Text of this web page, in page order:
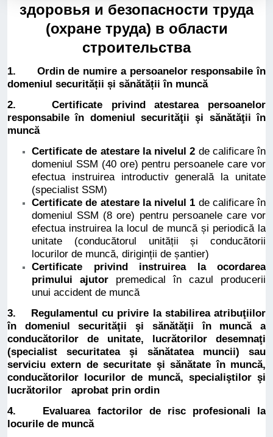
здоровья и безопасности труда
(охране труда) в области
строительства
1. Ordin de numire a persoanelor responsabile în
domeniul securității și sănătății în muncă
2. Certificate privind atestarea persoanelor
responsabile în domeniul securităţii şi sănătăţii în
muncă
Certificate de atestare la nivelul 2 de calificare în
domeniul SSM (40 ore) pentru persoanele care vor
efectua instruirea introductiv generală la unitate
(specialist SSM)
Certificate de atestare la nivelul 1 de calificare în
domeniul SSM (8 ore) pentru persoanele care vor
efectua instruirea la locul de muncă și periodică la
unitate (conducătorul unității și conducătorii
locurilor de muncă, diriginții de șantier)
Certificate privind instruirea la ocordarea
primului ajutor premedical în cazul producerii
unui accident de muncă
3. Regulamentul cu privire la stabilirea atribuţiilor
în domeniul securităţii şi sănătăţii în muncă a
conducătorilor de unitate, lucrătorilor desemnaţi
(specialist securitatea şi sănătatea muncii) sau
serviciu extern de securitate şi sănătate în muncă,
conducătorilor locurilor de muncă, specialiştilor şi
lucrătorilor aprobat prin ordin
4. Evaluarea factorilor de riscprofesionali la
locurile de muncă